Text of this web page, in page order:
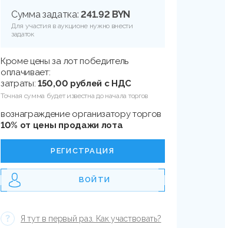
Сумма задатка:241.92 BYN
Для участия в аукционе нужно внести
задаток
Кроме цены за лот победитель
оплачивает:
затраты: 150,00 рублей с НДС
Точная сумма будет известна до начала торгов
вознаграждение организатору торгов
10% от цены продажи лота
РЕГИСТРАЦИЯ
ВОЙТИ
Я тут в первый раз. Как участвовать?